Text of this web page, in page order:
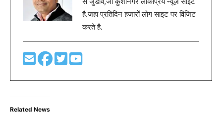
है.जहा प्रतिदिन हजारों लोग साइट पर विजिट
करते है.
Related News